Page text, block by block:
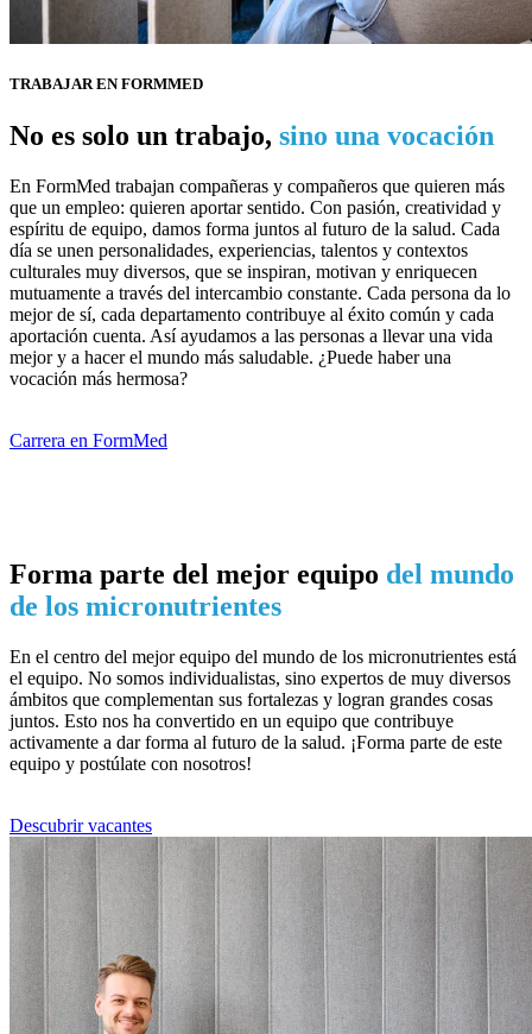
TRABAJAR EN FORMMED
No es solo un trabajo, sino una vocación
En FormMed trabajan compañeras y compañeros que quieren más
que un empleo: quieren aportar sentido. Con pasión, creatividad y
espíritu de equipo, damos forma juntos al futuro de la salud. Cada
día se unen personalidades, experiencias, talentos y contextos
culturales muy diversos, que se inspiran, motivan y enriquecen
mutuamente a través del intercambio constante. Cada persona da lo
mejor de sí, cada departamento contribuye al éxito común y cada
aportación cuenta. Así ayudamos a las personas a llevar una vida
mejor y a hacer el mundo más saludable. ¿Puede haber una
vocación más hermosa?
Carrera en FormMed
Forma parte del mejor equipo del mundo
de los micronutrientes
En el centro del mejor equipo del mundo de los micronutrientes está
el equipo. No somos individualistas, sino expertos de muy diversos
ámbitos que complementan sus fortalezas y logran grandes cosas
juntos. Esto nos ha convertido en un equipo que contribuye
activamente a dar forma al futuro de la salud. ¡Forma parte de este
equipo y postúlate con nosotros!
Descubrir vacantes